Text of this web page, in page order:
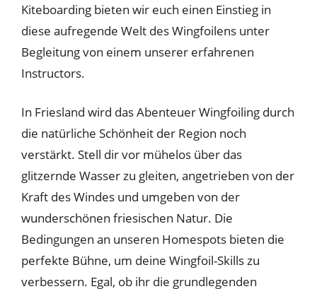
Kiteboarding bieten wir euch einen Einstieg in
diese aufregende Welt des Wingfoilens unter
Begleitung von einem unserer erfahrenen
Instructors.
In Friesland wird das Abenteuer Wingfoiling durch
die natürliche Schönheit der Region noch
verstärkt. Stell dir vor mühelos über das
glitzernde Wasser zu gleiten, angetrieben von der
Kraft des Windes und umgeben von der
wunderschönen friesischen Natur. Die
Bedingungen an unseren Homespots bieten die
perfekte Bühne, um deine Wingfoil-Skills zu
verbessern. Egal, ob ihr die grundlegenden